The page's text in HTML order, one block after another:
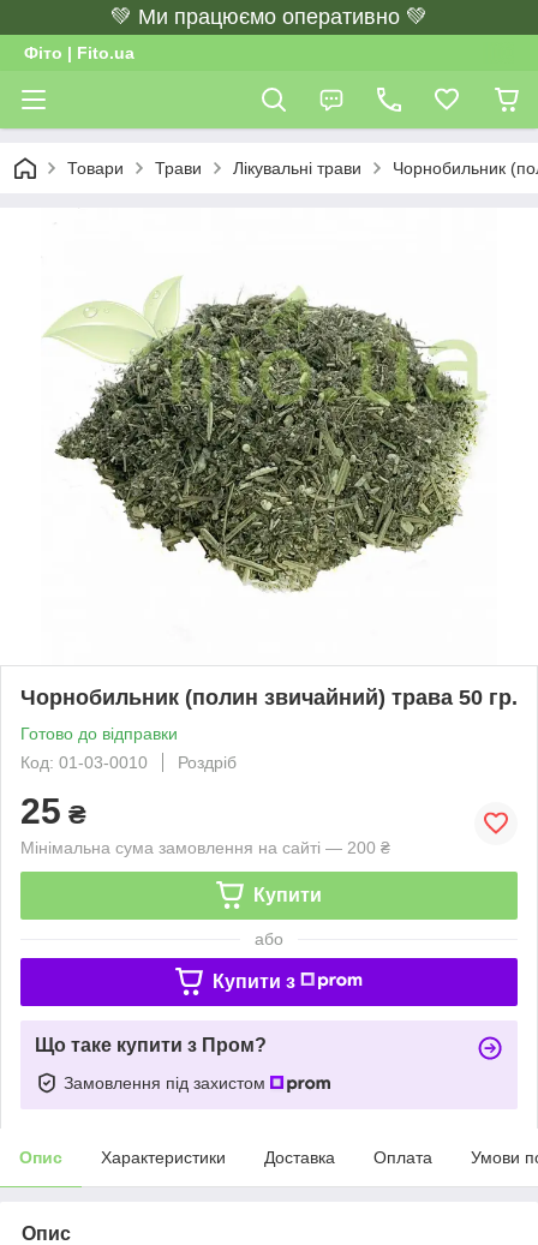
💚 Ми працюємо оперативно 💚
Фіто | Fito.ua
Товари Трави Лікувальні трави Чорнобильник
Чорнобильник (полин звичайний) трава 50 гр.
Готово до відправки
Код: 01-03-0010
Роздріб
25 ₴
Мінімальна сума замовлення на сайті — 200 ₴
Купити
або
Купити з
Що таке купити з Пром?
Замовлення під захистом
Опис Характеристики Доставка Оплата Умови
Опис